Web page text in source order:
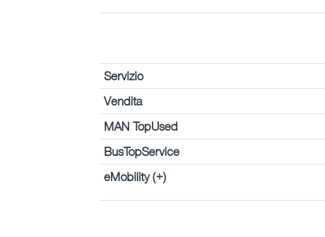
Servizio
Vendita
MAN TopUsed
BusTopService
eMobility (+)